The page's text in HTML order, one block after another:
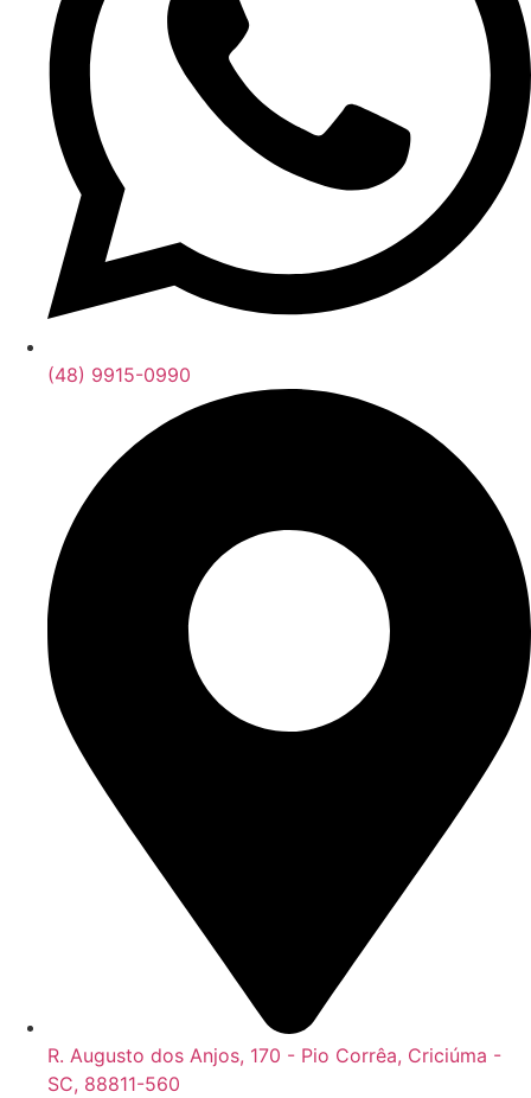
(48) 9915-0990
R. Augusto dos Anjos, 170 - Pio Corrêa, Criciúma -
SC, 88811-560